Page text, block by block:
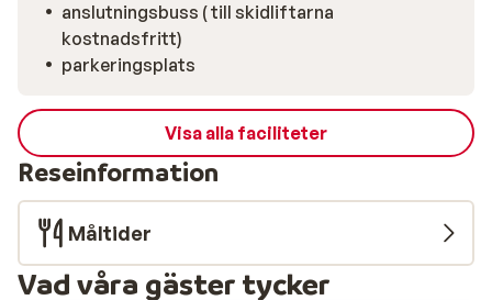
vill laga mat själv i det fullt utrustade köket på kvällen.
Läget är lugnt, strax utanför centrum, men med byn
och butikerna cirka 600 meter bort, är allt fortfarande
nära. Medan snön knastrar mjukt under dina fötter och
bergen sakta blir rosa i kvällssolen, känns det här som
vintercamping när den är som bäst.
anslutningsbuss ( till skidliftarna
kostnadsfritt)
parkeringsplats
Visa alla faciliteter
Reseinformation
Måltider
Vad våra gäster tycker